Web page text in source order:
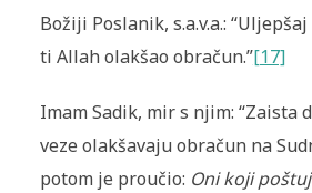
Božiji Poslanik, s.a.v.a.:
ti Allah olakšao obračun.”[17]
Imam Sadik, mir s njim: “Zaista
veze olakšavaju obračun na
potom je proučio: Oni koji